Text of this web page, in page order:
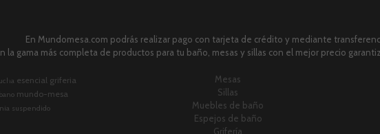
En Mundomesa.com podrás realizar pago con tarjeta de crédito y mediante
la gama más completa de productos para tu baño, mesas y sillas con el mejor precio
esencial griferia
mundo-mesa
suspendido
Mesas
Sillas
Muebles de baño
Espejos de baño
Grifería